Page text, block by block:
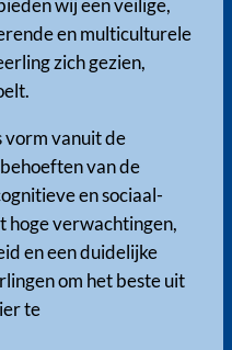
wij een veilige,
en multiculturele
zich gezien,
vorm vanuit de
van de
en sociaal-
hoge verwachtingen,
en een duidelijke
om het beste uit
te